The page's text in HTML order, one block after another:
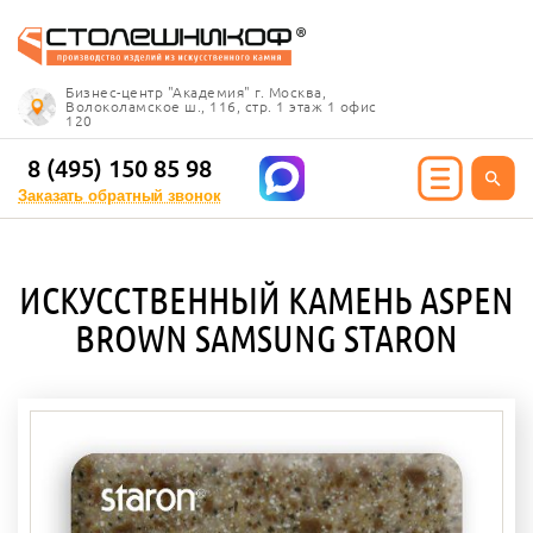
Бизнес-центр "Академия" г. Москва,
Волоколамское ш., 116, стр. 1 этаж 1 офис
120
8 (495) 150 85 98
Заказать обратный звонок
Info@stoleshnikof.ru
8 (495) 150 85 98
Заказать обратный
для кухни
столешницы
под дерево
под мрамор
ИСКУССТВЕННЫЙ КАМЕНЬ ASPEN
BROWN SAMSUNG STARON